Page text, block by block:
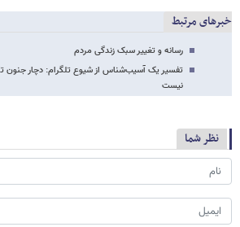
خبرهای مرتبط
رسانه و تغییر سبک زندگی مردم
تفسیر یک آسیب‌شناس از شیوع تلگرام: دچار جنون
نیست
نظر شما